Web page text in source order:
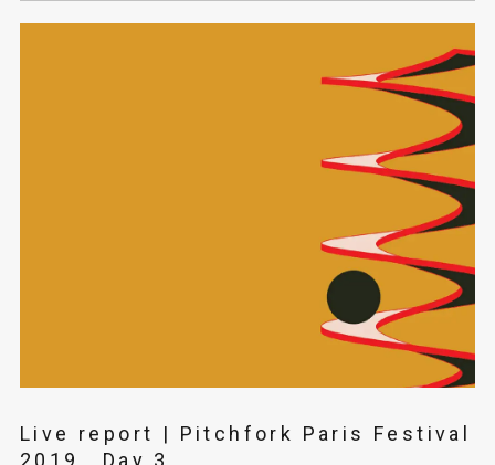
Live report | Pitchfork Paris Festival
2019 , Day 3